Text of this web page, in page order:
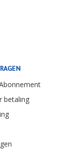
betaling